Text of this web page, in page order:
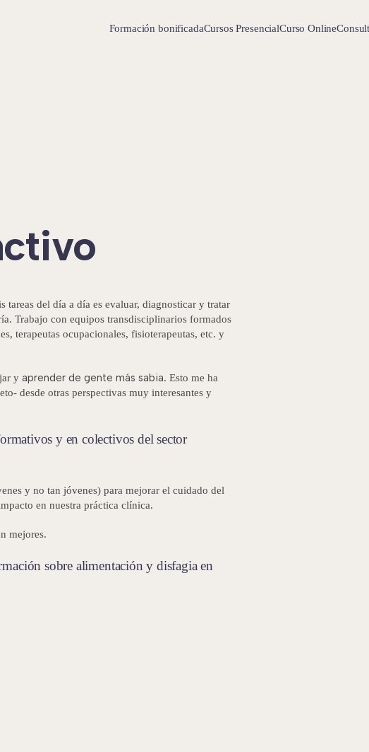
Formación bonificadaCursos PresencialCurso Online
del día a día es evaluar, diagnosticar y tratar
Trabajo con equipos transdisciplinarios formados
terapeutas ocupacionales, fisioterapeutas, etc. y
y aprender de gente más sabia. Esto me ha
desde otras perspectivas muy interesantes y
y en colectivos del sector
y no tan jóvenes) para mejorar el cuidado del
en nuestra práctica clínica.
mejores.
sobre alimentación y disfagia en